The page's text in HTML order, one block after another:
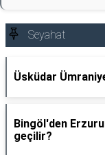
Seyahat
Üsküdar
Bingöl'den
geçilir?